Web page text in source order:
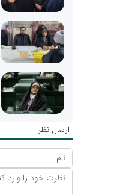
ارسال نظر